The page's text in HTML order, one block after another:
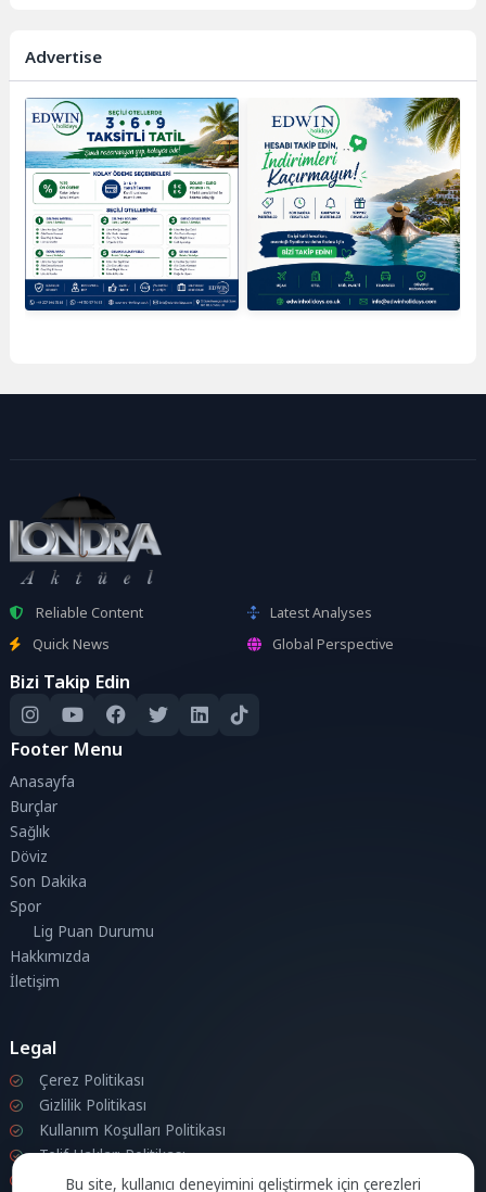
Advertise
Reliable Content
Latest Analyses
Quick News
Global Perspective
Bizi Takip Edin
Footer Menu
Anasayfa
Burçlar
Sağlık
Döviz
Son Dakika
Spor
Lig Puan Durumu
Hakkımızda
İletişim
Legal
Çerez Politikası
Gizlilik Politikası
Kullanım Koşulları Politikası
Telif Hakları Politikası
İletişim
Bu site, kullanıcı deneyimini geliştirmek için çerezleri